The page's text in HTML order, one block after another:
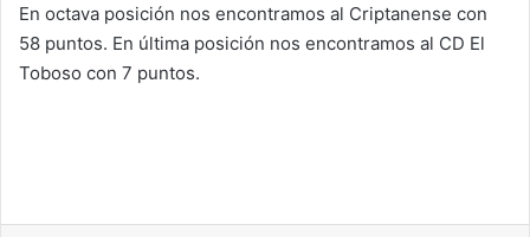
En octava posición nos encontramos al Criptanense con
58 puntos. En última posición nos encontramos al CD El
Toboso con 7 puntos.